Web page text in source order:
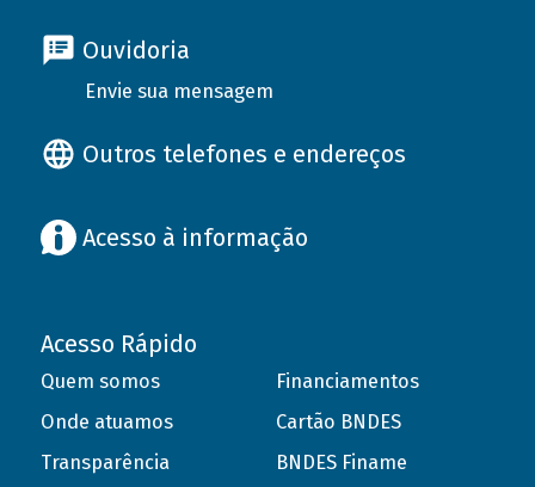
Ouvidoria
Envie sua mensagem
Outros telefones e endereços
Acesso à informação
Acesso Rápido
Quem somos
Onde atuamos
Transparência
Financiamentos
Cartão BNDES
BNDES Finame